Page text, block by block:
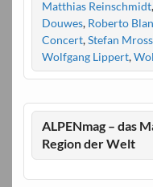
Matthias Reinschmidt,
Douwes, Roberto
Concert,Stefan Mross
Wolfgang Lippert,
ALPENmag – das
Region der Welt